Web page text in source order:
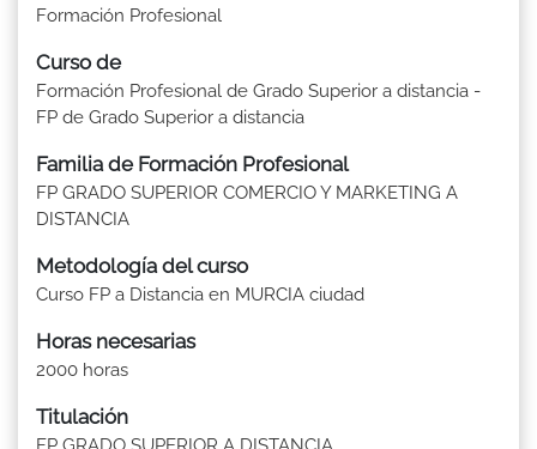
Formación Profesional
Curso de
Formación Profesional de Grado Superior a distancia -
FP de Grado Superior a distancia
Familia de Formación Profesional
FP GRADO SUPERIOR COMERCIO Y MARKETING A
DISTANCIA
Metodología del curso
Curso FP a Distancia en MURCIA ciudad
Horas necesarias
2000 horas
Titulación